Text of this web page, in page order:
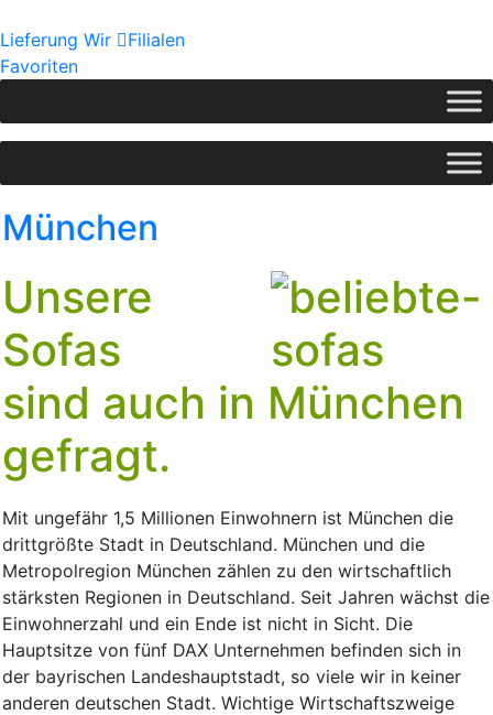
Lieferung Wir
Filialen
Favoriten
München
Unsere
Sofas
sind auch in München
gefragt.
Mit ungefähr 1,5 Millionen Einwohnern ist München die
drittgrößte Stadt in Deutschland. München und die
Metropolregion München zählen zu den wirtschaftlich
stärksten Regionen in Deutschland. Seit Jahren wächst die
Einwohnerzahl und ein Ende ist nicht in Sicht. Die
Hauptsitze von fünf DAX Unternehmen befinden sich in
der bayrischen Landeshauptstadt, so viele wir in keiner
anderen deutschen Stadt. Wichtige Wirtschaftszweige